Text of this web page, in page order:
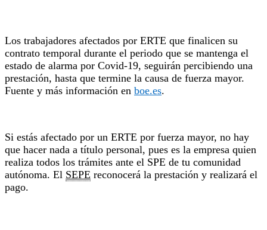
Los trabajadores afectados por ERTE que finalicen su
contrato temporal durante el periodo que se mantenga el
estado de alarma por Covid-19, seguirán percibiendo una
prestación, hasta que termine la causa de fuerza mayor.
Fuente y más información en boe.es.
Si estás afectado por un ERTE por fuerza mayor, no hay
que hacer nada a título personal, pues es la empresa quien
realiza todos los trámites ante el SPE de tu comunidad
autónoma. El SEPE reconocerá la prestación y realizará el
pago.